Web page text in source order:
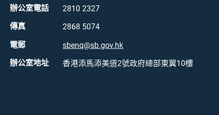
辦公室電話 2810 2327
傳真 2868 5074
電郵 sbenq@sb.gov.hk
辦公室地址 香港添馬添美道2號政府總部東翼10樓